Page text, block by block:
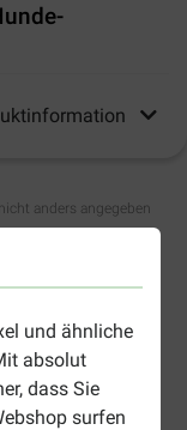
und ähnliche
absolut
dass Sie
surfen
anders angegeben
ist ein
ältere Hunde,
akutem